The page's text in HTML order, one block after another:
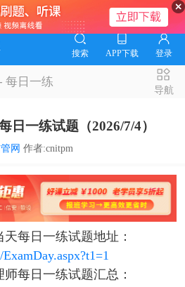
搜索 APP下载 登录
每日一练
导航
日一练试题（2026/7/4）
网 作者:cnitpm
每日一练试题地址：
每日一练试题汇总：